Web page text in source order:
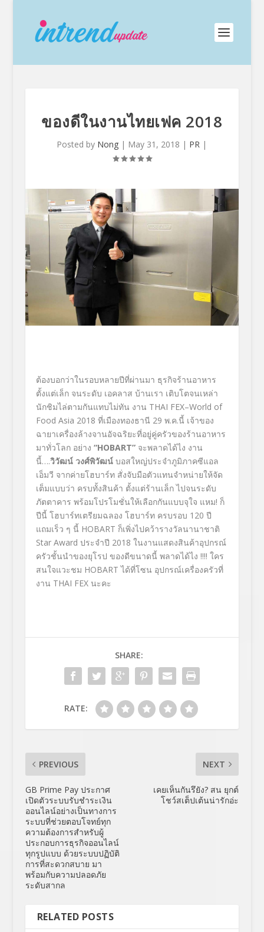
ของดีในงานไทยเฟค 2018
Posted by Nong | May 31, 2018 | PR |
ต้องบอกว่าในรอบหลายปีที่ผ่านมา ธุรกิจร้านอาหาร
ตั้งแต่เล็ก จนระดับ เอคลาส บ้านเรา เติบโตจนเหล่า
นักชิมไล่ตามกันแทบไม่ทัน งาน THAI FEX–World of
Food Asia 2018 ที่เมืองทองธานี 29 พ.ค.นี้ เจ้าของ
ฉายาเครื่องล้างจานอัจฉริยะที่อยู่คู่ครัวของร้านอาหาร
มาทั่วโลก อย่าง “HOBART”จะพลาดได้ไง งาน
นี้….วิวัฒน์ วงศ์พิวัฒน์ บอสใหญ่ประจำภูมิภาคซีแอล
เอ็มวี จากค่ายโฮบาร์ท สั่งจับมือตัวแทนจำหน่ายให้จัด
เต็มแบบว่า ครบทั้งสินค้า ตั้งแต่ร้านเล็ก ไปจนระดับ
ภัตตาคาร พร้อมโปรโมชั่นให้เลือกกันแบบจุใจ แหม! ก็
ปีนี้ โฮบาร์ทเตรียมฉลอง โฮบาร์ท ครบรอบ 120 ปี
แถมเร็ว ๆ นี้ HOBART ก็เพิ่งไปคว้ารางวัลนานาชาติ
Star Award ประจำปี 2018 ในงานแสดงสินค้าอุปกรณ์
ครัวชั้นนำของยุโรป ของดีขนาดนี้ พลาดได้ไง !!!! ใคร
สนใจแวะชม HOBART ได้ที่โซน อุปกรณ์เครื่องครัวที่
งาน THAI FEX นะคะ
SHARE:
RATE:
PREVIOUS
GB Prime Pay ประกาศ
เปิดตัวระบบรับชำระเงิน
ออนไลน์อย่างเป็นทางการ
ระบบที่ช่วยตอบโจทย์ทุก
ความต้องการสำหรับผู้
ประกอบการธุรกิจออนไลน์
ทุกรูปแบบ ด้วยระบบปฏิบัติ
การที่สะดวกสบาย มา
พร้อมกับความปลอดภัย
ระดับสากล
NEXT
เคยเห็นกันรึยัง? สน ยุกต์
โชว์สเต็ปเต้นน่ารักอ่ะ
RELATED POSTS